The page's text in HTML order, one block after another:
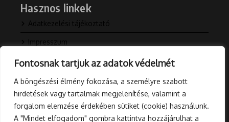
Fontosnak tartjuk az adatok védelmét
A böngészési élmény fokozása, a személyre szabott
hirdetések vagy tartalmak megjelenítése, valamint a
forgalom elemzése érdekében sütiket (cookie) használunk.
A "Mindet elfogadom" gombra kattintva hozzájárulhat a
Hasznos linkek
Adatkezelési tájékoztató
Impresszum
Kapcsolat
Rólunk
Blog